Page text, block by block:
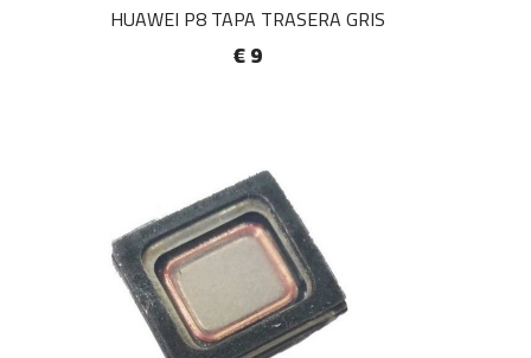
HUAWEI P8 TAPA TRASERA GRIS
€ 9